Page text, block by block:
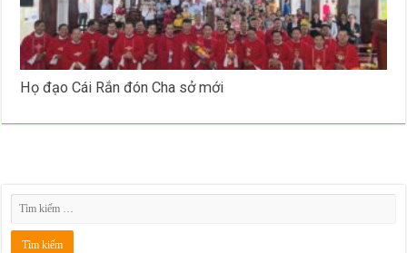
Họ đạo Cái Rắn đón Cha sở mới